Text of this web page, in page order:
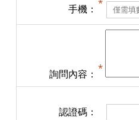
手機：
詢問內容：
認證碼：